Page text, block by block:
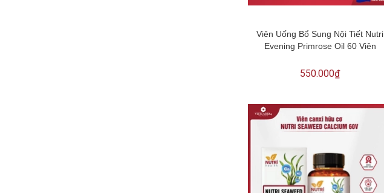
Viên Uống Bổ Sung Nội Tiết Nutri
Evening Primrose Oil 60 Viên
550.000₫